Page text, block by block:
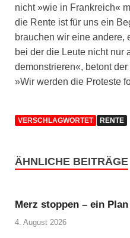
nicht »wie in Frankreich«
die Rente ist für uns ein
brauchen wir eine andere,
bei der die Leute nicht nur
demonstrieren«, betont
»Wir werden die Proteste
VERSCHLAGWORTET RENTE
ÄHNLICHE BEITRÄGE
Merz stoppen – ein
4. August 2026